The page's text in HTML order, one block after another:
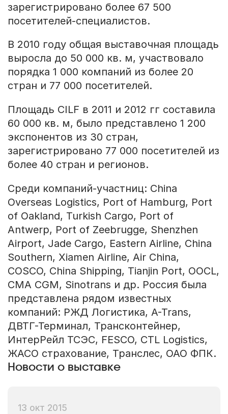
зарегистрировано более 67 500
посетителей-специалистов.
В 2010 году общая выставочная площадь
выросла до 50 000 кв. м, участвовало
порядка 1 000 компаний из более 20
стран и 77 000 посетителей.
Площадь CILF в 2011 и 2012 гг составила
60 000 кв. м, было представлено 1 200
экспонентов из 30 стран,
зарегистрировано 77 000 посетителей из
более 40 стран и регионов.
Среди компаний-участниц: China
Overseas Logistics, Port of Hamburg, Port
of Oakland, Turkish Cargo, Port of
Antwerp, Port of Zeebrugge, Shenzhen
Airport, Jade Cargo, Eastern Airline, China
Southern, Xiamen Airline, Air China,
COSCO, China Shipping, Tianjin Port, OOCL,
CMA CGM, Sinotrans и др. Россия была
представлена рядом известных
компаний: РЖД Логистика, A-Trans,
ДВТГ-Терминал, Трансконтейнер,
ИнтерРейл ТСЭС, FESCO, CTL Logistics,
ЖАСО страхование, Транслес, ОАО ФПК.
Новости о выставке
13 окт 2015